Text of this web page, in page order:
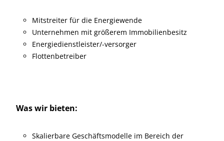
Mitstreiter für die Energiewende
Unternehmen mit größerem Immobilienbesitz
Energiedienstleister/-versorger
Flottenbetreiber
Was wir bieten:
Skalierbare Geschäftsmodelle im Bereich der